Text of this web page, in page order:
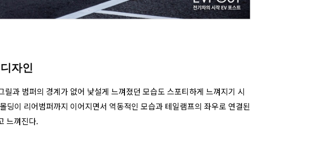
자인
과 범퍼의 경계가 없어 낯설게 느껴졌던 모습도 스포티하게 느껴지기 시
이 리어범퍼까지 이어지면서 역동적인 모습과 테일램프의 좌우로 연결된
느껴진다.